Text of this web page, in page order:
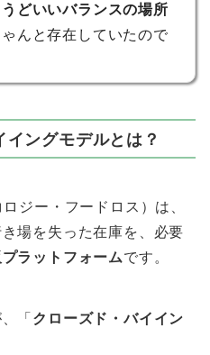
どいいバランスの場所
んと存在していたので
ングモデルとは？
ジー・フードロス）は、
場を失った在庫を、必要
ラットフォームです。
「 クローズド・バイイン